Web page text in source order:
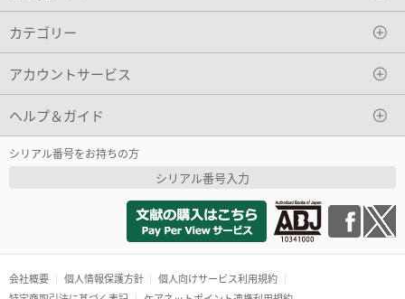
カテゴリー
アカウントサービス
ヘルプ＆ガイド
シリアル番号をお持ちの方
シリアル番号入力
会社概要 個人情報保護方針
個人向けサービス利用規約